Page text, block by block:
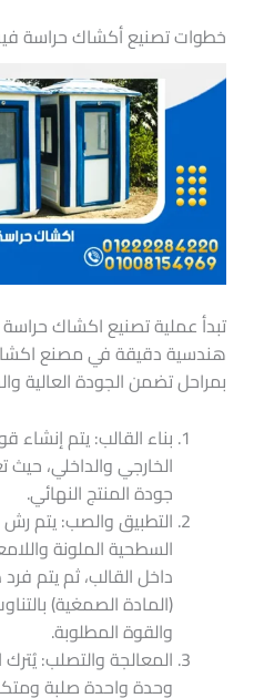
خطوات تصنيع أكشاك حراسة
تبدأ عملية تصنيع اكشاك
هندسية دقيقة في مصنع
بمراحل تضمن الجودة العالية
بناء القالب: يتم إنشاء
الخارجي والداخلي،
جودة المنتج النهائي.
التطبيق والصب: يتم
السطحية الملونة
داخل القالب، ثم يتم
(المادة الصمغية)
والقوة المطلوبة.
المعالجة والتصلب:
وحدة واحدة صلبة